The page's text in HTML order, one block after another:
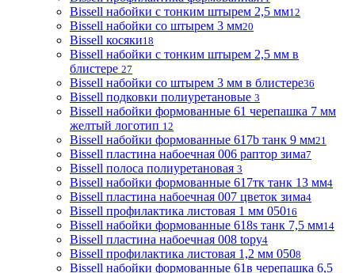
Bissell набойки с тонким штырем 2,5 мм12
Bissell набойки со штырем 3 мм20
Bissell косяки18
Bissell набойки с тонким штырем 2,5 мм в
блистере 27
Bissell набойки со штырем 3 мм в блистере36
Bissell подковки полиуретановые 3
Bissell набойки формованные 61 черепашка 7 мм
желтый логотип 12
Bissell набойки формованные 617b танк 9 мм21
Bissell пластина набоечная 006 раптор зима7
Bissell полоса полиуретановая 3
Bissell набойки формованные 617тк танк 13 мм4
Bissell пластина набоечная 007 цветок зима4
Bissell профилактика листовая 1 мм 05016
Bissell набойки формованные 618s танк 7,5 мм14
Bissell пластина набоечная 008 topy4
Bissell профилактика листовая 1,2 мм 0508
Bissell набойки формованные 61в черепашка 6,5